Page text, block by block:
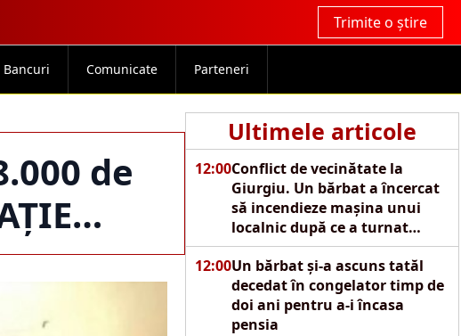
Trimite o știre
Bancuri Comunicate Parteneri
de
Ultimele articole
12:00Conflict de vecinătate la
Giurgiu. Un bărbat a încercat
să incendieze mașina unui
localnic după ce a turnat
motorină pe autoturism
12:00Un bărbat și-a ascuns tatăl
decedat în congelator timp de
doi ani pentru a-i încasa
pensia